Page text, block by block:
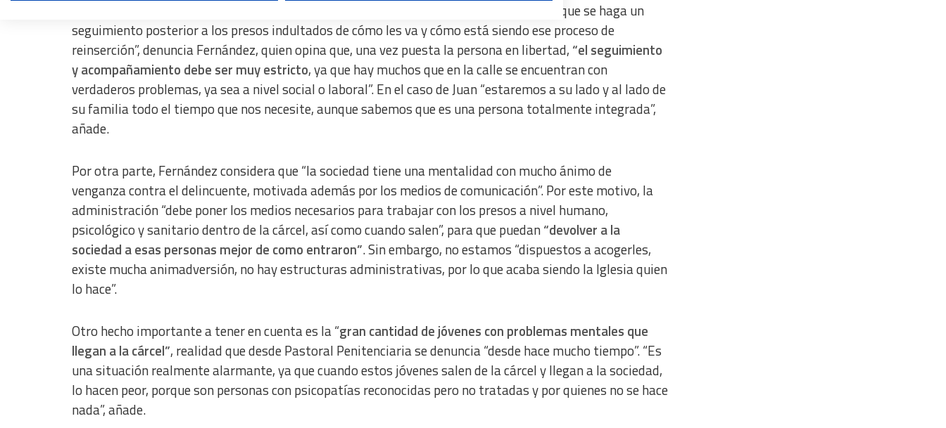
“Al cabo del año hay muchas solicitudes de indulto, y puedo asegurar que no es normal que se haga un
seguimiento posterior a los presos indultados de cómo les va y cómo está siendo ese proceso de
reinserción”, denuncia Fernández, quien opina que, una vez puesta la persona en libertad, “el seguimiento
y acompañamiento debe ser muy estricto, ya que hay muchos que en la calle se encuentran con
verdaderos problemas, ya sea a nivel social o laboral”. En el caso de Juan “estaremos a su lado y al lado de
su familia todo el tiempo que nos necesite, aunque sabemos que es una persona totalmente integrada”,
añade.
Por otra parte, Fernández considera que “la sociedad tiene una mentalidad con mucho ánimo de
venganza contra el delincuente, motivada además por los medios de comunicación”. Por este motivo, la
administración “debe poner los medios necesarios para trabajar con los presos a nivel humano,
psicológico y sanitario dentro de la cárcel, así como cuando salen”, para que puedan“devolver a la
sociedad a esas personas mejor de como entraron”. Sin embargo, no estamos “dispuestos a acogerles,
existe mucha animadversión, no hay estructuras administrativas, por lo que acaba siendo la Iglesia quien
lo hace”.
Otro hecho importante a tener en cuenta es la “gran cantidad de jóvenes con problemas mentales que
llegan a la cárcel”, realidad que desde Pastoral Penitenciaria se denuncia “desde hace mucho tiempo”. “Es
una situación realmente alarmante, ya que cuando estos jóvenes salen de la cárcel y llegan a la sociedad,
lo hacen peor, porque son personas con psicopatías reconocidas pero no tratadas y por quienes no se hace
nada”, añade.
Measure content performance
Understand audiences through statistics or combinations of data from different sources
Develop and improve services
Use limited data to select content
Use precise geolocation data
Identify devices based on information actively requested
Non-IAB processing purposes:
Advertising